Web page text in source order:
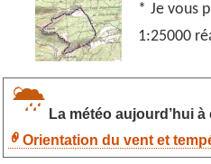
* Je vous
1:25000
La météo aujourd’hui
Orientation du vent et